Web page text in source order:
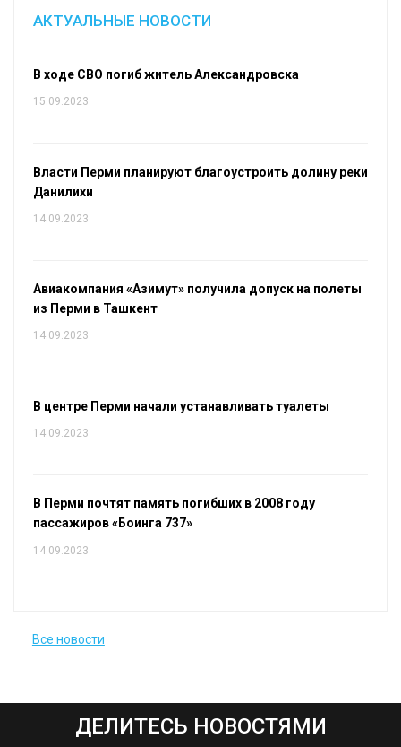
АКТУАЛЬНЫЕ НОВОСТИ
В ходе СВО погиб житель Александровска
15.09.2023
Власти Перми планируют благоустроить долину реки
Данилихи
14.09.2023
Авиакомпания «Азимут» получила допуск на полеты
из Перми в Ташкент
14.09.2023
В центре Перми начали устанавливать туалеты
14.09.2023
В Перми почтят память погибших в 2008 году
пассажиров «Боинга 737»
14.09.2023
Все новости
ДЕЛИТЕСЬ НОВОСТЯМИ